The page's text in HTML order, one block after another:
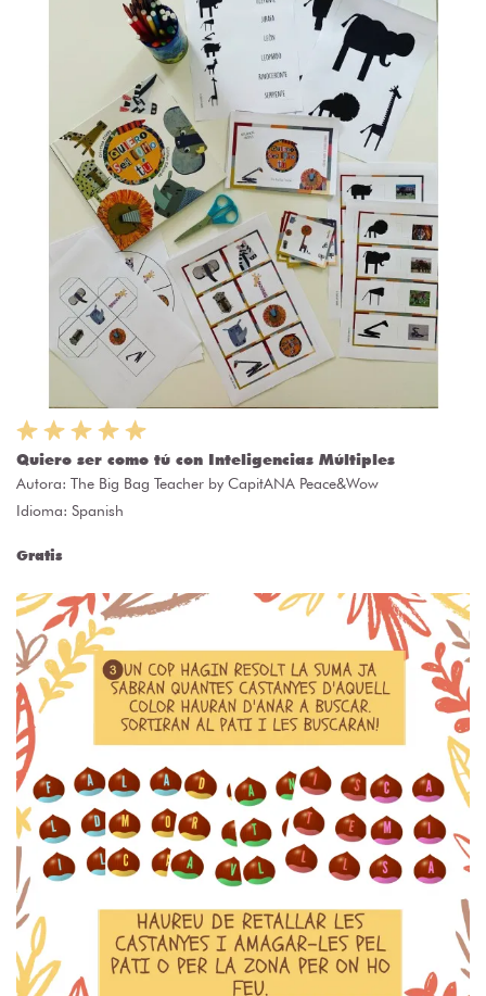
Quiero ser como tú con Inteligencias Múltiples
Autora: The Big Bag Teacher by CapitANA Peace&Wow
Idioma: Spanish
Gratis